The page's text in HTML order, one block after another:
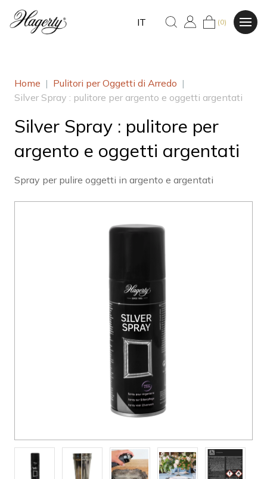
IT (0)
Home | Pulitori per Oggetti di Arredo |
Silver Spray : pulitore per argento e oggetti argentati
Silver Spray : pulitore per
argento e oggetti argentati
Spray per pulire oggetti in argento e argentati